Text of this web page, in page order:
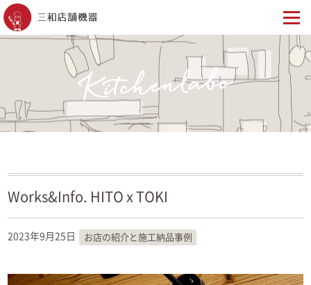
Works&Info. HITO x TOKI
2023年9月25日 お店の紹介と施工納品事例